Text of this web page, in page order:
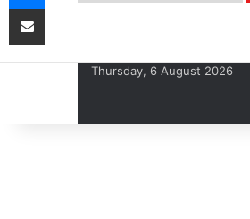
Thursday, 6 August 2026
Pošalji preko E-Maila